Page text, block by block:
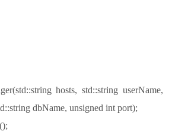
hosts, std::string userName,
dbName, unsigned int port);